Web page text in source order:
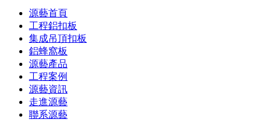
源藝首頁
工程鋁扣板
集成吊頂扣板
鋁蜂窩板
源藝產品
工程案例
源藝資訊
走進源藝
聯系源藝